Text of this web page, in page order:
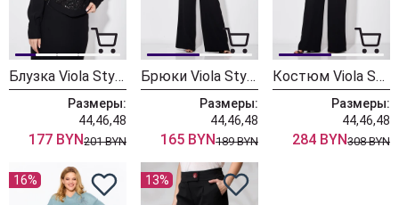
Блузка Viola Style 1177 черный французский креп
Размеры:
44,46,48
177 BYN201 BYN
Брюки Viola Style 7071 черный французский креп
Размеры:
44,46,48
165 BYN189 BYN
Костюм Viola Style 20643 черный французский креп
Размеры:
44,46,48
284 BYN308 BYN
16% 13%